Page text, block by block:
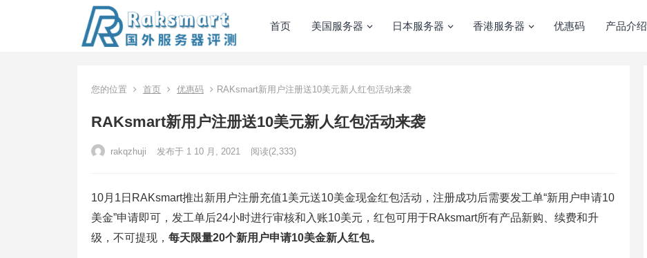
首页 美国服务器 日本服务器 香港服务器 优惠码 产品介绍
您的位置 首页 优惠码 RAKsmart新用户注册送10美元新人红包活动来袭
RAKsmart新用户注册送10美元新人红包活动来袭
rakqzhuji 发布于 1 10 月, 2021 阅读(2,333)
10月1日RAKsmart推出新用户注册充值1美元送10美金现金红包活动，注册成功后需要发工单“新用户申请10
美金”申请即可，发工单后24小时进行审核和入账10美元，红包可用于RAksmart所有产品新购、续费和升
级，不可提现， 每天限量20个新用户申请10美金新人红包。